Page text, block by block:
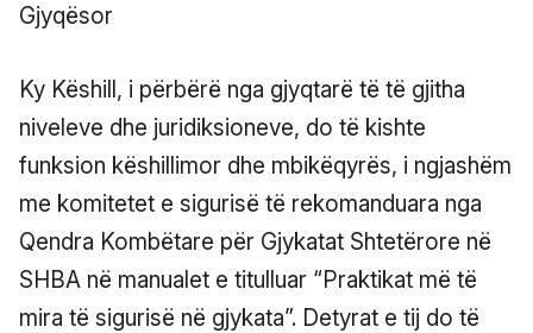
Gjyqësor
Ky Këshill, i përbërë nga gjyqtarë të të gjitha
niveleve dhe juridiksioneve, do të kishte
funksion këshillimor dhe mbikëqyrës, i ngjashëm
me komitetet e sigurisë të rekomanduara nga
Qendra Kombëtare për Gjykatat Shtetërore në
SHBA në manualet e titulluar “Praktikat më të
mira të sigurisë në gjykata”. Detyrat e tij do të